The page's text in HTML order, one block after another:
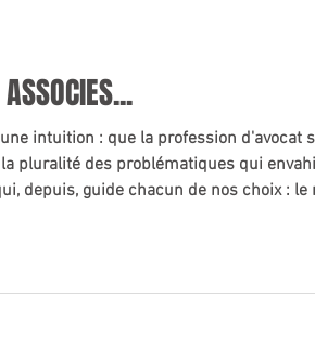
intuition : que la profession d'avocat
pluralité des problématiques qui
depuis, guide chacun de nos choix : le